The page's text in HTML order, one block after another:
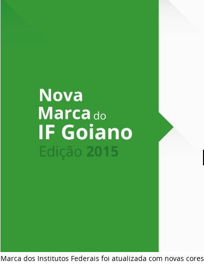
Marca dos Institutos Federais foi atualizada com novas